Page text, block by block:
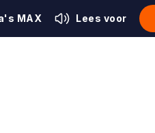
MAX Lees voor